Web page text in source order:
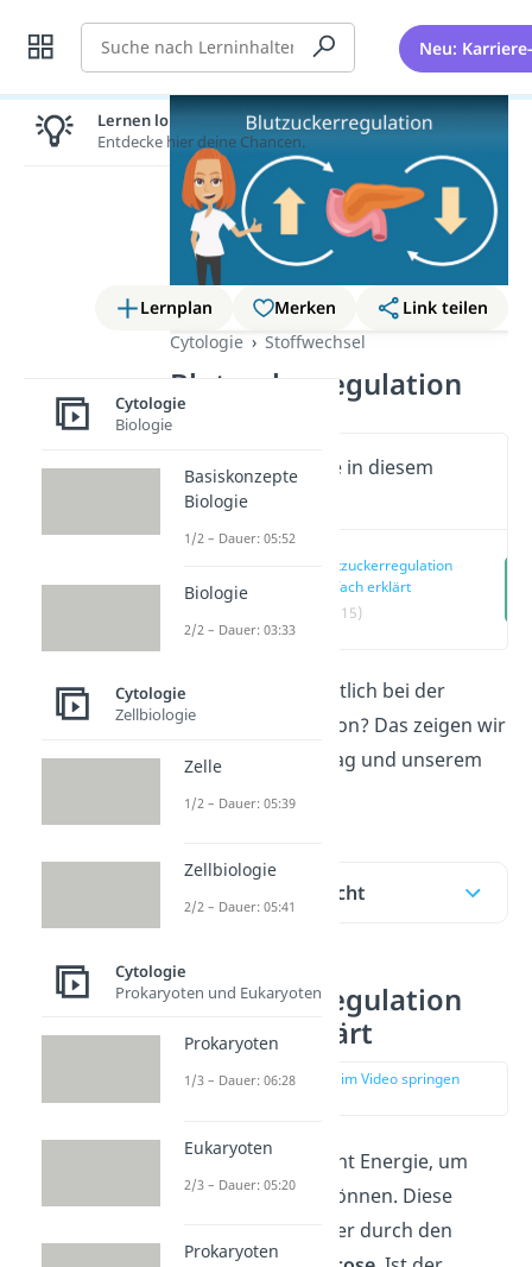
Suche Neu:
Lernplan Merken
Link teilen
Cytologie
Stoffwechsel
Blutzuckerregulation
Wichtige Inhalte in diesem
Video
Blutzuckerregulation
einfach erklärt
(00:15)
Was passiert eigentlich bei der
Blutzuckerregulation? Das zeigen wir
dir in diesem Beitrag und unserem
Video
Inhaltsübersicht
Blutzuckerregulation
einfach erklärt
zur Stelle im Video springen
Dein Körper braucht Energie, um
funktionieren zu können. Diese
Energie bekommt er durch den
Lernen lohnt sich!
Entdecke hier deine Chancen.
Cytologie
Biologie
Basiskonzepte
Biologie
1/2 – Dauer: 05:52
Biologie
2/2 – Dauer: 03:33
Cytologie
Zellbiologie
Zelle
1/2 – Dauer: 05:39
Zellbiologie
2/2 – Dauer: 05:41
Cytologie
Prokaryoten und Eukaryoten
Prokaryoten
1/3 – Dauer: 06:28
Eukaryoten
2/3 – Dauer: 05:20
Prokaryoten